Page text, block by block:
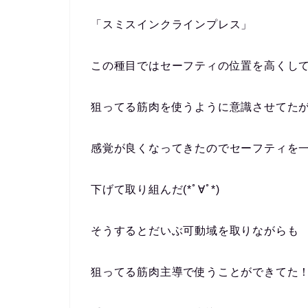
「スミスインクラインプレス」
この種目ではセーフティの位置を高くして
狙ってる筋肉を使うように意識させてた
感覚が良くなってきたのでセーフティを
下げて取り組んだ(*ﾟ∀ﾟ*)
そうするとだいぶ可動域を取りながらも
狙ってる筋肉主導で使うことができてた！